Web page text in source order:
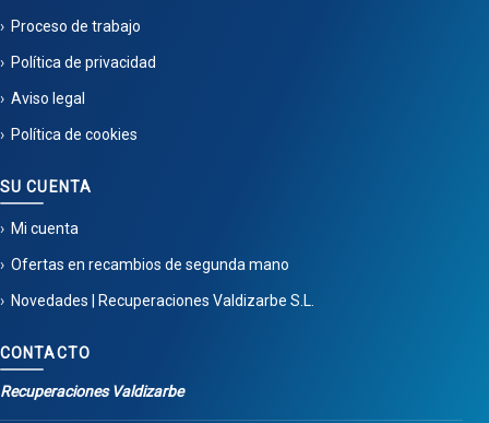
Proceso de trabajo
Política de privacidad
Aviso legal
Política de cookies
SU CUENTA
Mi cuenta
Ofertas en recambios de segunda mano
Novedades | Recuperaciones Valdizarbe S.L.
CONTACTO
Recuperaciones Valdizarbe